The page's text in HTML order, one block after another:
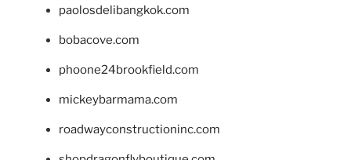
paolosdelibangkok.com
bobacove.com
phoone24brookfield.com
mickeybarmama.com
roadwayconstructioninc.com